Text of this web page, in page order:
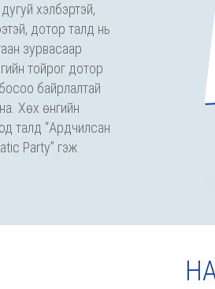
хэлбэртэй,
дотор талд нь
зурвасаар
тойрог дотор
байрлалтай
Хөх өнгийн
талд “Ардчилсан
Party” гэж